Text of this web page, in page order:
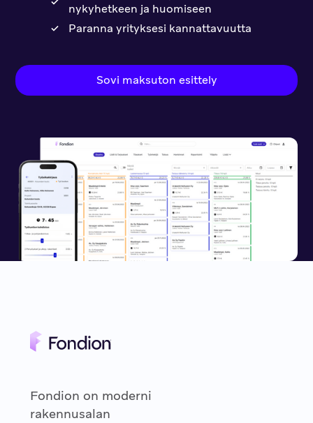
nykyhetkeen ja huomiseen
Paranna yrityksesi kannattavuutta
Sovi maksuton esittely
Fondion on moderni
rakennusalan